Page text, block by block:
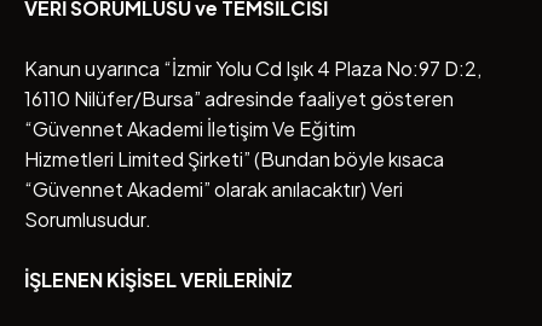
VERİ SORUMLUSU ve TEMSİLCİSİ
Kanun uyarınca “İzmir Yolu Cd Işık 4 Plaza No:97 D:2,
16110 Nilüfer/Bursa” adresinde faaliyet gösteren
“Güvennet Akademi İletişim Ve Eğitim
Hizmetleri Limited Şirketi” (Bundan böyle kısaca
“Güvennet Akademi” olarak anılacaktır) Veri
Sorumlusudur.
İŞLENEN KİŞİSEL VERİLERİNİZ